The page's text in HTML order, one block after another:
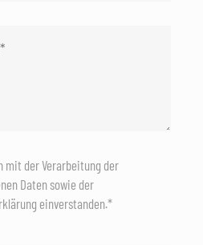
mit der Verarbeitung der
Daten sowie der
einverstanden.*